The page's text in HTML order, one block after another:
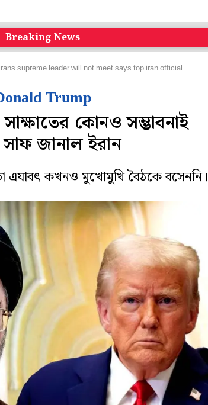
Breaking News
supreme leader will not meet says top iran official
Trump
সাক্ষাতের কোনও সম্ভাবনাই
জানাল ইরান
এযাবৎ কখনও মুখোমুখি বৈঠকে বসেননি।